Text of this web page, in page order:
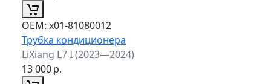
ОЕМ: x01-81080012
Трубка кондиционера
LiXiang L7 I (2023—2024)
13 000р.